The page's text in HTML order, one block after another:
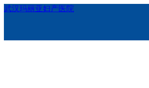
武汉玛丽亚妇产医院